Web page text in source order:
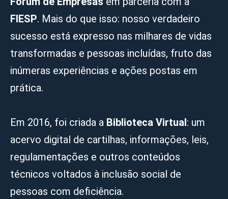
FIESP. Mais do que isso: nosso verdadeiro
sucesso está expresso nas milhares de vidas
transformadas e pessoas incluídas, fruto das
inúmeras experiências e ações postas em
prática.
Em 2016, foi criada a Biblioteca Virtual: um
acervo digital de cartilhas, informações, leis,
regulamentações e outros conteúdos
técnicos voltados à inclusão social de
pessoas com deficiência.